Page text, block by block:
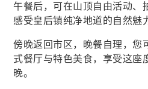
午餐后，可在山顶自由活动、
感受皇后镇纯净地道的自然魅
傍晚返回市区，晚餐自理，您
式餐厅与特色美食，享受这座
晚。